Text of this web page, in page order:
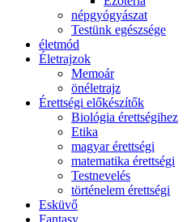
népgyógyászat
Testünk egészsége
életmód
Életrajzok
Memoár
önéletrajz
Érettségi előkészítők
Biológia érettségihez
Etika
magyar érettségi
matematika érettségi
Testnevelés
történelem érettségi
Esküvő
Fantasy